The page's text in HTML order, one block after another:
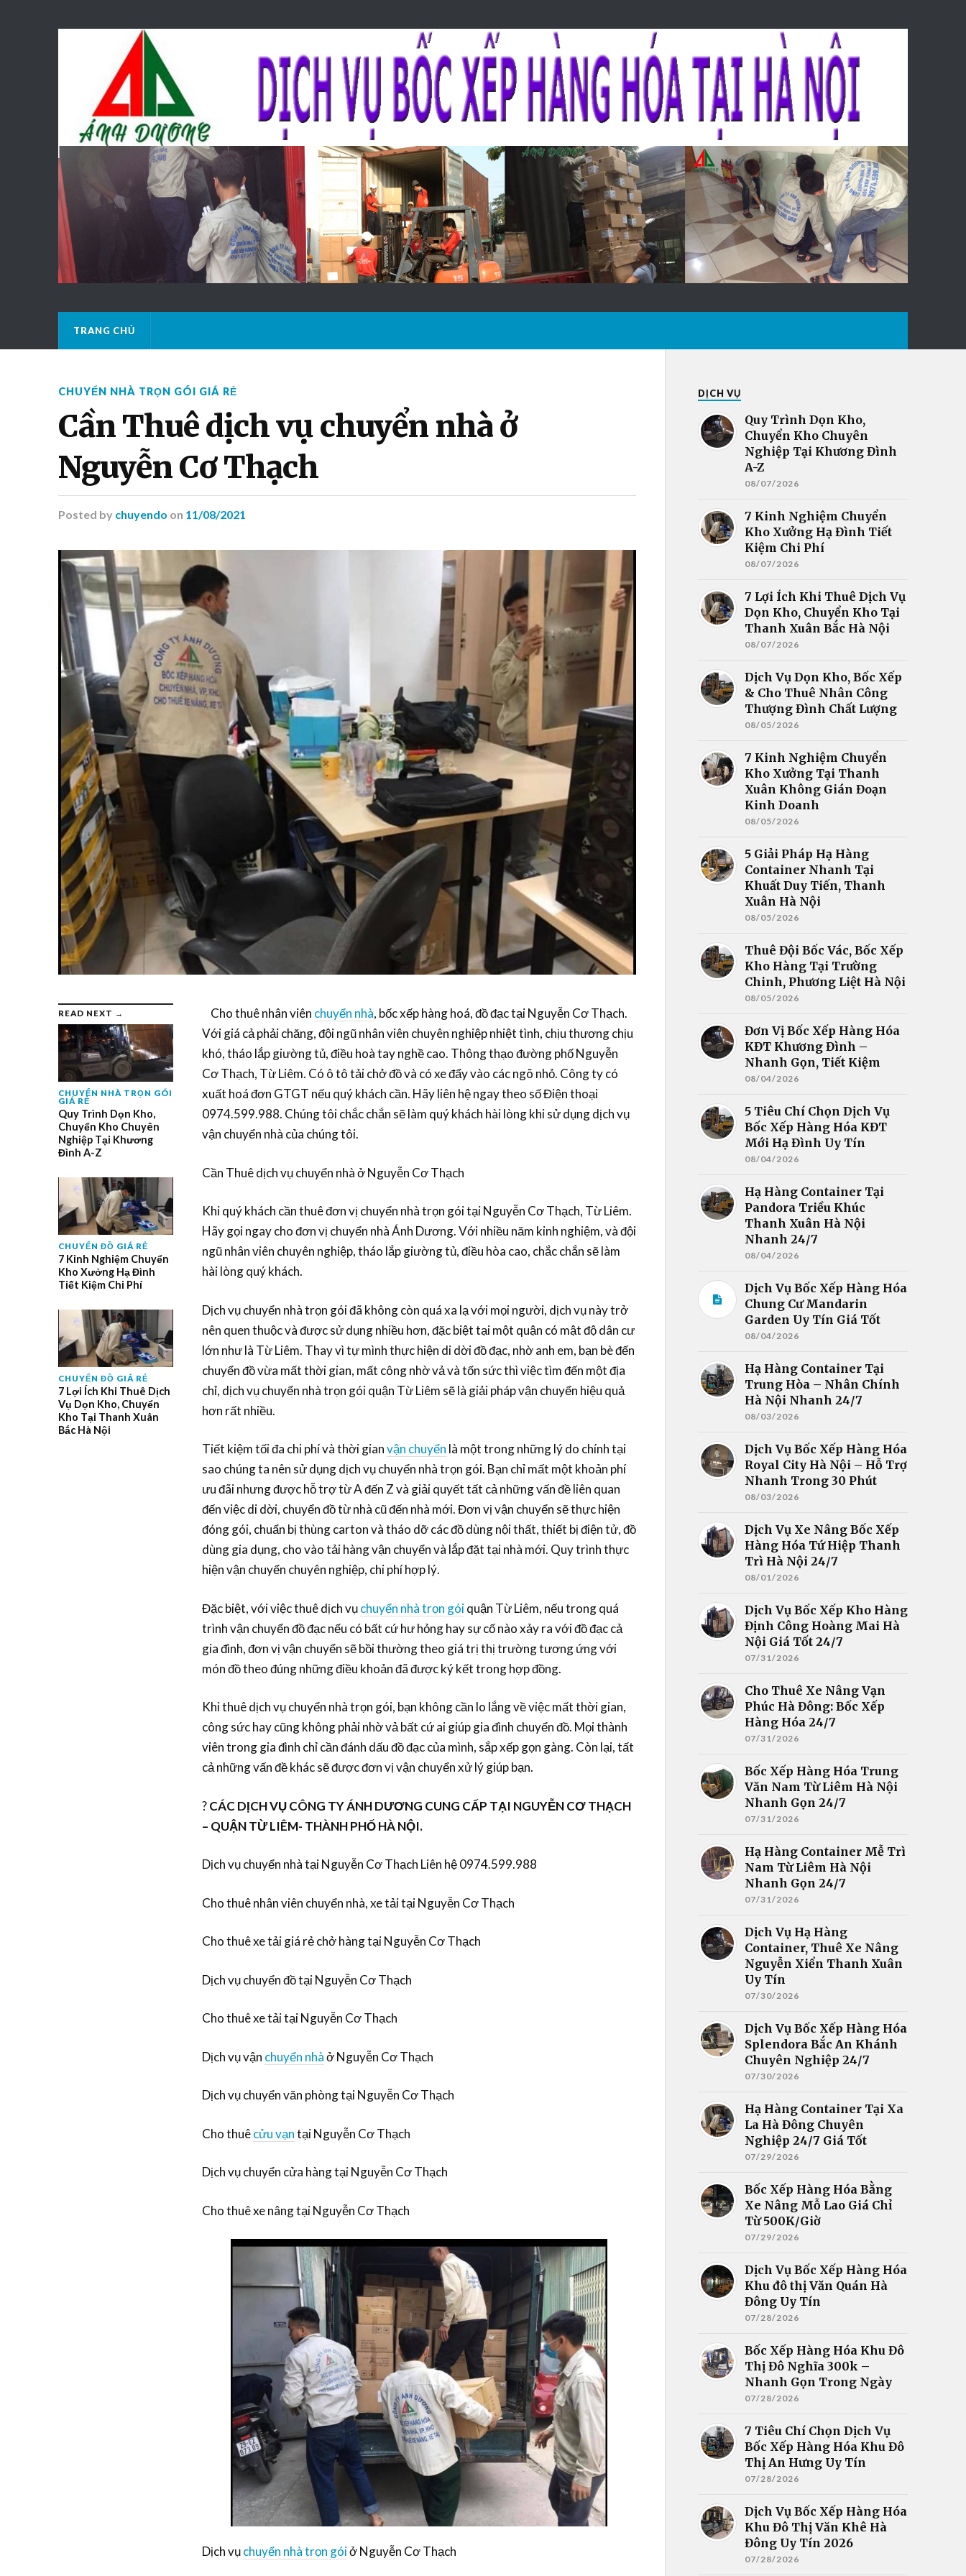
TRANG CHỦ
CHUYỂN NHÀ TRỌN GÓI GIÁ RẺ
Cần Thuê dịch vụ chuyển nhà ở
Nguyễn Cơ Thạch
Posted by chuyendo on 11/08/2021
READ NEXT →
CHUYỂN NHÀ TRỌN GÓI
GIÁ RẺ
Quy Trình Dọn Kho,
Chuyển Kho Chuyên
Nghiệp Tại Khương
Đình A-Z
CHUYỂN ĐỒ GIÁ RẺ
7 Kinh Nghiệm Chuyển
Kho Xưởng Hạ Đình
Tiết Kiệm Chi Phí
CHUYỂN ĐỒ GIÁ RẺ
7 Lợi Ích Khi Thuê Dịch
Vụ Dọn Kho, Chuyển
Kho Tại Thanh Xuân
Bắc Hà Nội
Cho thuê nhân viên chuyển nhà, bốc xếp hàng hoá, đồ đạc tại Nguyễn Cơ Thạch.
Với giá cả phải chăng, đội ngũ nhân viên chuyên nghiệp nhiệt tình, chịu thương chịu
khó, tháo lắp giường tủ, điều hoà tay nghề cao. Thông thạo đường phố Nguyễn
Cơ Thạch, Từ Liêm. Có ô tô tải chở đồ và có xe đẩy vào các ngõ nhỏ. Công ty có
xuất hoá đơn GTGT nếu quý khách cần. Hãy liên hệ ngay theo số Điện thoại
0974.599.988. Chúng tôi chắc chắn sẽ làm quý khách hài lòng khi sử dụng dịch vụ
vận chuyển nhà của chúng tôi.
Cần Thuê dịch vụ chuyển nhà ở Nguyễn Cơ Thạch
Khi quý khách cần thuê đơn vị chuyển nhà trọn gói tại Nguyễn Cơ Thạch, Từ Liêm.
Hãy gọi ngay cho đơn vị chuyển nhà Ánh Dương. Với nhiều năm kinh nghiệm, và đội
ngũ nhân viên chuyên nghiệp, tháo lắp giường tủ, điều hòa cao, chắc chắn sẽ làm
hài lòng quý khách.
Dịch vụ chuyển nhà trọn gói đã không còn quá xa lạ với mọi người, dịch vụ này trở
nên quen thuộc và được sử dụng nhiều hơn, đặc biệt tại một quận có mật độ dân cư
lớn như là Từ Liêm. Thay vì tự mình thực hiện di dời đồ đạc, nhờ anh em, bạn bè đến
chuyển đồ vừa mất thời gian, mất công nhờ vả và tốn sức thì việc tìm đến một địa
chỉ, dịch vụ chuyển nhà trọn gói quận Từ Liêm sẽ là giải pháp vận chuyển hiệu quả
hơn rất nhiều.
Tiết kiệm tối đa chi phí và thời gianvận chuyển là một trong những lý do chính tại
sao chúng ta nên sử dụng dịch vụ chuyển nhà trọn gói. Bạn chỉ mất một khoản phí
ưu đãi nhưng được hỗ trợ từ A đến Z và giải quyết tất cả những vấn đề liên quan
đến việc di dời, chuyển đồ từ nhà cũ đến nhà mới. Đơn vị vận chuyển sẽ thực hiện
đóng gói, chuẩn bị thùng carton và tháo dỡ các đồ dùng nội thất, thiết bị điện tử, đồ
dùng gia dụng, cho vào tải hàng vận chuyển và lắp đặt tại nhà mới. Quy trình thực
hiện vận chuyển chuyên nghiệp, chi phí hợp lý.
Đặc biệt, với việc thuê dịch vụchuyển nhà trọn góiquận Từ Liêm, nếu trong quá
trình vận chuyển đồ đạc nếu có bất cứ hư hỏng hay sự cố nào xảy ra với đồ đạc cả
gia đình, đơn vị vận chuyển sẽ bồi thường theo giá trị thị trường tương ứng với
món đồ theo đúng những điều khoản đã được ký kết trong hợp đồng.
Khi thuê dịch vụ chuyển nhà trọn gói, bạn không cần lo lắng về việc mất thời gian,
công sức hay cũng không phải nhờ vả bất cứ ai giúp gia đình chuyển đồ. Mọi thành
viên trong gia đình chỉ cần đánh dấu đồ đạc của mình, sắp xếp gọn gàng. Còn lại, tất
cả những vấn đề khác sẽ được đơn vị vận chuyển xử lý giúp bạn.
?CÁC DỊCH VỤ CÔNG TY ÁNH DƯƠNG CUNG CẤP TẠI NGUYỄN CƠ THẠCH
– QUẬN TỪ LIÊM- THÀNH PHỐ HÀ NỘI.
Dịch vụ chuyển nhà tại Nguyễn Cơ Thạch Liên hệ 0974.599.988
Cho thuê nhân viên chuyển nhà, xe tải tại Nguyễn Cơ Thạch
Cho thuê xe tải giá rẻ chở hàng tại Nguyễn Cơ Thạch
Dịch vụ chuyển đồ tại Nguyễn Cơ Thạch
Cho thuê xe tải tại Nguyễn Cơ Thạch
Dịch vụ vận chuyển nhàở Nguyễn Cơ Thạch
Dịch vụ chuyển văn phòng tại Nguyễn Cơ Thạch
Cho thuêcửu vạntại Nguyễn Cơ Thạch
Dịch vụ chuyển cửa hàng tại Nguyễn Cơ Thạch
Cho thuê xe nâng tại Nguyễn Cơ Thạch
Dịch vụchuyển nhà trọn góiở Nguyễn Cơ Thạch
DỊCH VỤ
Quy Trình Dọn Kho,
Chuyển Kho Chuyên
Nghiệp Tại Khương Đình
A-Z
08/07/2026
7 Kinh Nghiệm Chuyển
Kho Xưởng Hạ Đình Tiết
Kiệm Chi Phí
08/07/2026
7 Lợi Ích Khi Thuê Dịch Vụ
Dọn Kho, Chuyển Kho Tại
Thanh Xuân Bắc Hà Nội
08/07/2026
Dịch Vụ Dọn Kho, Bốc Xếp
& Cho Thuê Nhân Công
Thượng Đình Chất Lượng
08/05/2026
7 Kinh Nghiệm Chuyển
Kho Xưởng Tại Thanh
Xuân Không Gián Đoạn
Kinh Doanh
08/05/2026
5 Giải Pháp Hạ Hàng
Container Nhanh Tại
Khuất Duy Tiến, Thanh
Xuân Hà Nội
08/05/2026
Thuê Đội Bốc Vác, Bốc Xếp
Kho Hàng Tại Trường
Chinh, Phương Liệt Hà Nội
08/05/2026
Đơn Vị Bốc Xếp Hàng Hóa
KĐT Khương Đình –
Nhanh Gọn, Tiết Kiệm
08/04/2026
5 Tiêu Chí Chọn Dịch Vụ
Bốc Xếp Hàng Hóa KĐT
Mới Hạ Đình Uy Tín
08/04/2026
Hạ Hàng Container Tại
Pandora Triều Khúc
Thanh Xuân Hà Nội
Nhanh 24/7
08/04/2026
Dịch Vụ Bốc Xếp Hàng Hóa
Chung Cư Mandarin
Garden Uy Tín Giá Tốt
08/04/2026
Hạ Hàng Container Tại
Trung Hòa – Nhân Chính
Hà Nội Nhanh 24/7
08/03/2026
Dịch Vụ Bốc Xếp Hàng Hóa
Royal City Hà Nội – Hỗ Trợ
Nhanh Trong 30 Phút
08/03/2026
Dịch Vụ Xe Nâng Bốc Xếp
Hàng Hóa Tứ Hiệp Thanh
Trì Hà Nội 24/7
08/01/2026
Dịch Vụ Bốc Xếp Kho Hàng
Định Công Hoàng Mai Hà
Nội Giá Tốt 24/7
07/31/2026
Cho Thuê Xe Nâng Vạn
Phúc Hà Đông: Bốc Xếp
Hàng Hóa 24/7
07/31/2026
Bốc Xếp Hàng Hóa Trung
Văn Nam Từ Liêm Hà Nội
Nhanh Gọn 24/7
07/31/2026
Hạ Hàng Container Mễ Trì
Nam Từ Liêm Hà Nội
Nhanh Gọn 24/7
07/31/2026
Dịch Vụ Hạ Hàng
Container, Thuê Xe Nâng
Nguyễn Xiển Thanh Xuân
Uy Tín
07/30/2026
Dịch Vụ Bốc Xếp Hàng Hóa
Splendora Bắc An Khánh
Chuyên Nghiệp 24/7
07/30/2026
Hạ Hàng Container Tại Xa
La Hà Đông Chuyên
Nghiệp 24/7 Giá Tốt
07/29/2026
Bốc Xếp Hàng Hóa Bằng
Xe Nâng Mỗ Lao Giá Chỉ
Từ 500K/Giờ
07/29/2026
Dịch Vụ Bốc Xếp Hàng Hóa
Khu đô thị Văn Quán Hà
Đông Uy Tín
07/28/2026
Bốc Xếp Hàng Hóa Khu Đô
Thị Đô Nghĩa 300k –
Nhanh Gọn Trong Ngày
07/28/2026
7 Tiêu Chí Chọn Dịch Vụ
Bốc Xếp Hàng Hóa Khu Đô
Thị An Hưng Uy Tín
07/28/2026
Dịch Vụ Bốc Xếp Hàng Hóa
Khu Đô Thị Văn Khê Hà
Đông Uy Tín 2026
07/28/2026